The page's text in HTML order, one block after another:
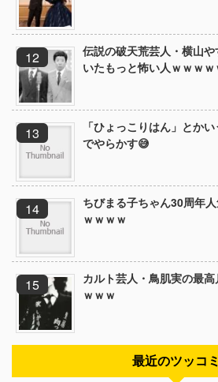
伝説の破天荒芸人・横山
いたもっと怖い人ｗｗｗｗ
「ひょっこりはん」とか
でやらかす😅
ちびまる子ちゃん30周年
ｗｗｗｗ
カルト芸人・鳥肌実の最
ｗｗｗ
最近のツッコミ